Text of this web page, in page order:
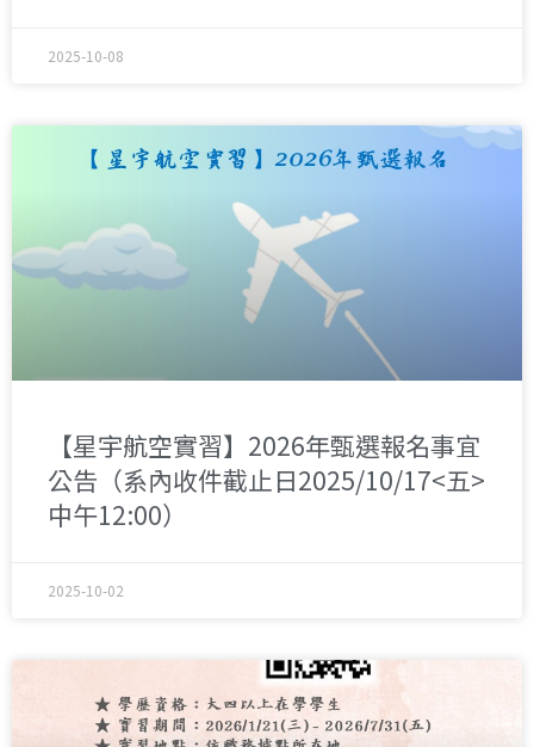
2025-10-08
【星宇航空實習】2026年甄選報名事宜
公告（系內收件截止日2025/10/17<五>
中午12:00）
2025-10-02